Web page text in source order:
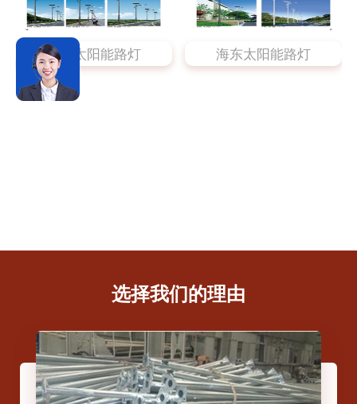
海东太阳能路灯 海东太阳能路灯
选择我们的理由